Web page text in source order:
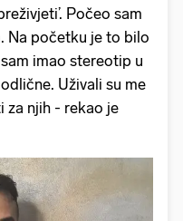
Počeo sam
Na početku je to bilo
imao stereotip u
Uživali su me
za njih - rekao je